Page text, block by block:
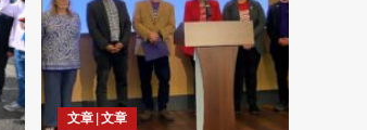
文章 | 文章